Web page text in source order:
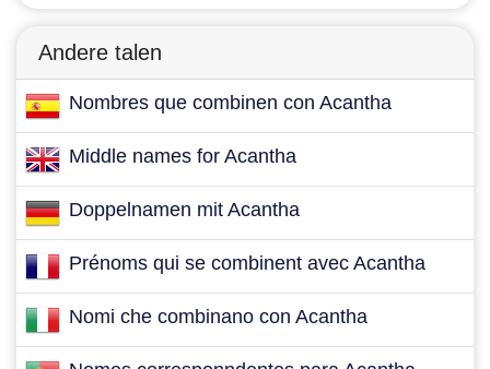
Andere talen
Nombres que combinen con Acantha
Middle names for Acantha
Doppelnamen mit Acantha
Prénoms qui se combinent avec Acantha
Nomi che combinano con Acantha